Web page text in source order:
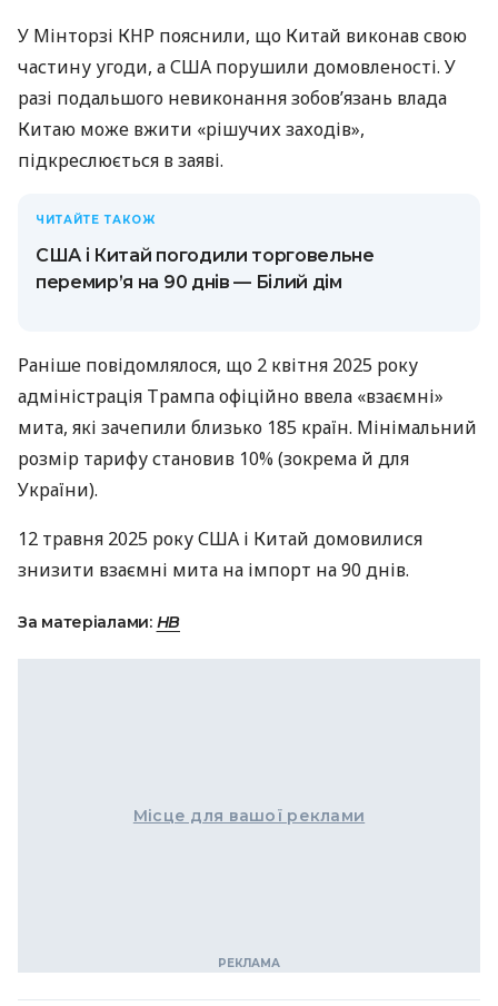
У Мінторзі КНР пояснили, що Китай виконав свою
частину угоди, а США порушили домовленості. У
разі подальшого невиконання зобов’язань влада
Китаю може вжити «рішучих заходів»,
підкреслюється в заяві.
ЧИТАЙТЕ ТАКОЖ
США і Китай погодили торговельне
перемир’я на 90 днів — Білий дім
Раніше повідомлялося, що 2 квітня 2025 року
адміністрація Трампа офіційно ввела «взаємні»
мита, які зачепили близько 185 країн. Мінімальний
розмір тарифу становив 10% (зокрема й для
України).
12 травня 2025 року США і Китай домовилися
знизити взаємні мита на імпорт на 90 днів.
За матеріалами: НВ
Місце для вашої реклами